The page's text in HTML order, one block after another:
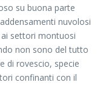
su buona parte
nuvolosi
settori montuosi
non sono del tutto
di rovescio, specie
confinanti con il